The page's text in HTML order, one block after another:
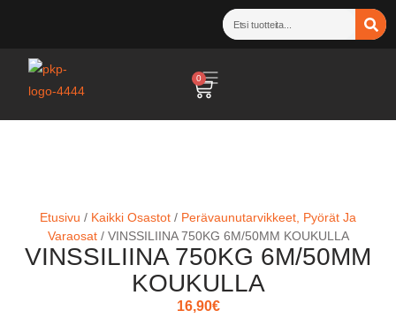
0
Etusivu / Kaikki Osastot / Perävaunutarvikkeet, Pyörät Ja
Varaosat/ VINSSILIINA 750KG 6M/50MM KOUKULLA
VINSSILIINA 750KG 6M/50MM
KOUKULLA
16,90€